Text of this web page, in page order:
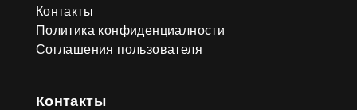
Контакты
Политика конфиденциалности
Соглашения пользователя
Контакты